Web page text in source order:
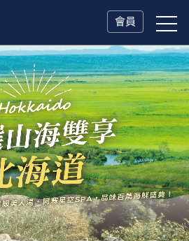
會員